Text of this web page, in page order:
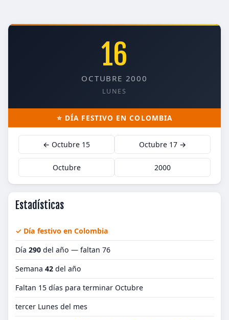
16
OCTUBRE 2000
LUNES
⭐ DÍA FESTIVO EN COLOMBIA
← Octubre 15 Octubre 17 →
Octubre 2000
Estadísticas
✓ Día festivo en Colombia
Día 290 del año — faltan 76
Semana 42 del año
Faltan 15 días para terminar Octubre
tercer Lunes del mes